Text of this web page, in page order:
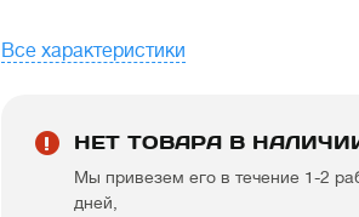
Все характеристики
НЕТ ТОВАРА В
Мы привезем его в течение 1-2
дней,